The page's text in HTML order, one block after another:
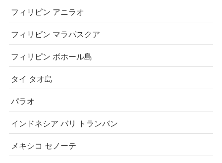
フィリピン アニラオ
フィリピン マラパスクア
フィリピン ボホール島
タイ タオ島
パラオ
インドネシア バリ トランバン
メキシコ セノーテ